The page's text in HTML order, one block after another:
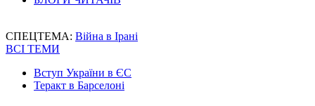
СПЕЦТЕМА: Війна в Ірані
ВСІ ТЕМИ
Вступ України в ЄС
Теракт в Барселоні